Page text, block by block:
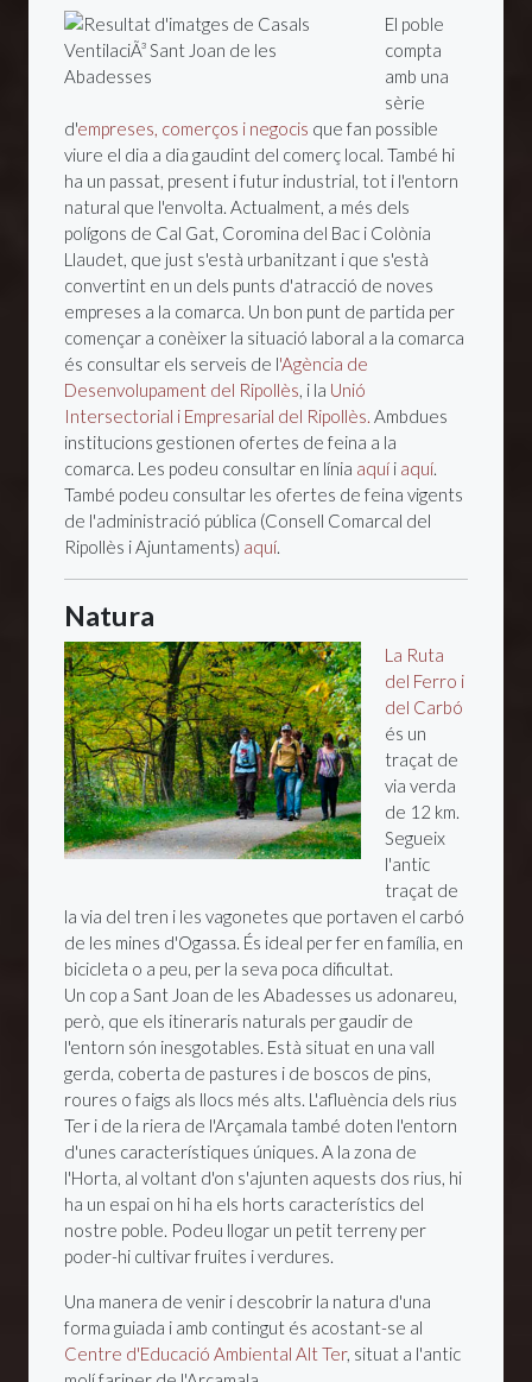
El poble
compta
amb una
sèrie
d'empreses, comerços i negocis que fan possible
viure el dia a dia gaudint del comerç local. També hi
ha un passat, present i futur industrial, tot i l'entorn
natural que l'envolta. Actualment, a més dels
polígons de Cal Gat, Coromina del Bac i Colònia
Llaudet, que just s'està urbanitzant i que s'està
convertint en un dels punts d'atracció de noves
empreses a la comarca. Un bon punt de partida per
començar a conèixer la situació laboral a la comarca
és consultar els serveis de l'Agència de
Desenvolupament del Ripollès, i la Unió
Intersectorial i Empresarial del Ripollès. Ambdues
institucions gestionen ofertes de feina a la
comarca. Les podeu consultar en línia aquí i aquí.
També podeu consultar les ofertes de feina vigents
de l'administració pública (Consell Comarcal del
Ripollès i Ajuntaments) aquí.
Natura
La Ruta
del Ferro i
del Carbó
és un
traçat de
via verda
de 12 km.
Segueix
l'antic
traçat de
la via del tren i les vagonetes que portaven el carbó
de les mines d'Ogassa. És ideal per fer en família, en
bicicleta o a peu, per la seva poca dificultat.
Un cop a Sant Joan de les Abadesses us adonareu,
però, que els itineraris naturals per gaudir de
l'entorn són inesgotables. Està situat en una vall
gerda, coberta de pastures i de boscos de pins,
roures o faigs als llocs més alts. L'afluència dels rius
Ter i de la riera de l'Arçamala també doten l'entorn
d'unes característiques úniques. A la zona de
l'Horta, al voltant d'on s'ajunten aquests dos rius, hi
ha un espai on hi ha els horts característics del
nostre poble. Podeu llogar un petit terreny per
poder-hi cultivar fruites i verdures.
Una manera de venir i descobrir la natura d'una
forma guiada i amb contingut és acostant-se al
Centre d'Educació Ambiental Alt Ter, situat a l'antic